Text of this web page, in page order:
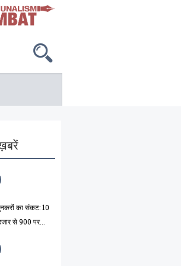
का संकट: 10
से 900 पर...